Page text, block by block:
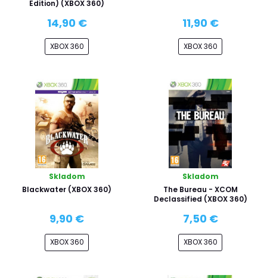
Edition) (XBOX 360)
14,90 €
XBOX 360
11,90 €
XBOX 360
Skladom
Blackwater (XBOX 360)
9,90 €
XBOX 360
Skladom
The Bureau - XCOM
Declassified (XBOX 360)
7,50 €
XBOX 360